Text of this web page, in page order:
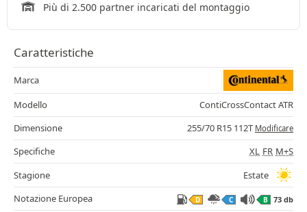
Più di 2.500 partner incaricati del montaggio
Caratteristiche
Marca
Modello
ContiCrossContact ATR
Dimensione
255/70 R15 112T Modificare
Specifiche XL FR M+S
Stagione
Estate
Notazione Europea
D C B 73 db